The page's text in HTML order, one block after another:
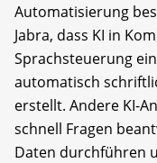
Automatisierung
Jabra, dass KI in
Sprachsteuerung
automatisch
erstellt. Andere KI-
schnell Fragen
Daten durchführen